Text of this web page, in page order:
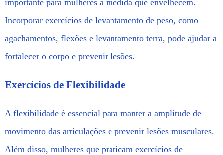
importante para mulheres à medida que envelhecem.
Incorporar exercícios de levantamento de peso, como
agachamentos, flexões e levantamento terra, pode ajudar a
fortalecer o corpo e prevenir lesões.
Exercícios de Flexibilidade
A flexibilidade é essencial para manter a amplitude de
movimento das articulações e prevenir lesões musculares.
Além disso, mulheres que praticam exercícios de